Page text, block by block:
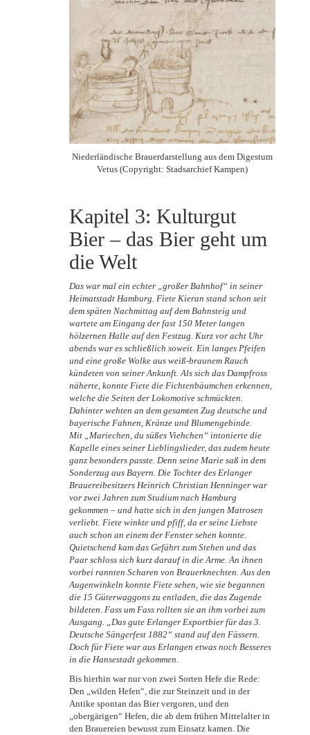
Niederländische Brauerdarstellung aus dem Digestum
Vetus (Copyright: Stadsarchief Kampen)
Kapitel 3: Kulturgut
Bier – das Bier geht um
die Welt
Das war mal ein echter „großer Bahnhof“ in seiner
Heimatstadt Hamburg. Fiete Kieran stand schon seit
dem späten Nachmittag auf dem Bahnsteig und
wartete am Eingang der fast 150 Meter langen
hölzernen Halle auf den Festzug. Kurz vor acht Uhr
abends war es schließlich soweit. Ein langes Pfeifen
und eine große Wolke aus weiß-braunem Rauch
kündeten von seiner Ankunft. Als sich das Dampfross
näherte, konnte Fiete die Fichtenbäumchen erkennen,
welche die Seiten der Lokomotive schmückten.
Dahinter wehten an dem gesamten Zug deutsche und
bayerische Fahnen, Kränze und Blumengebinde.
Mit „Mariechen, du süßes Viehchen“ intonierte die
Kapelle eines seiner Lieblingslieder, das zudem heute
ganz besonders passte. Denn seine Marie saß in dem
Sonderzug aus Bayern. Die Tochter des Erlanger
Brauereibesitzers Heinrich Christian Henninger war
vor zwei Jahren zum Studium nach Hamburg
gekommen – und hatte sich in den jungen Matrosen
verliebt. Fiete winkte und pfiff, da er seine Liebste
auch schon an einem der Fenster sehen konnte.
Quietschend kam das Gefährt zum Stehen und das
Paar schloss sich kurz darauf in die Arme. An ihnen
vorbei rannten Scharen von Brauerknechten. Aus den
Augenwinkeln konnte Fiete sehen, wie sie begannen
die 15 Güterwaggons zu entladen, die das Zugende
bildeten. Fass um Fass rollten sie an ihm vorbei zum
Ausgang. „Das gute Erlanger Exportbier für das 3.
Deutsche Sängerfest 1882“ stand auf den Fässern.
Doch für Fiete war aus Erlangen etwas noch Besseres
in die Hansestadt gekommen.
Bis hierhin war nur von zwei Sorten Hefe die Rede:
Den „wilden Hefen“, die zur Steinzeit und in der
Antike spontan das Bier vergoren, und den
„obergärigen“ Hefen, die ab dem frühen Mittelalter in
den Brauereien bewusst zum Einsatz kamen. Die